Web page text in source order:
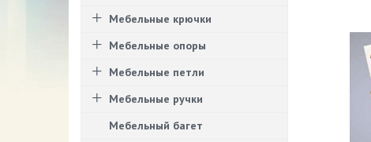
Мебельные крючки
Мебельные опоры
Мебельные петли
Мебельные ручки
Мебельный багет